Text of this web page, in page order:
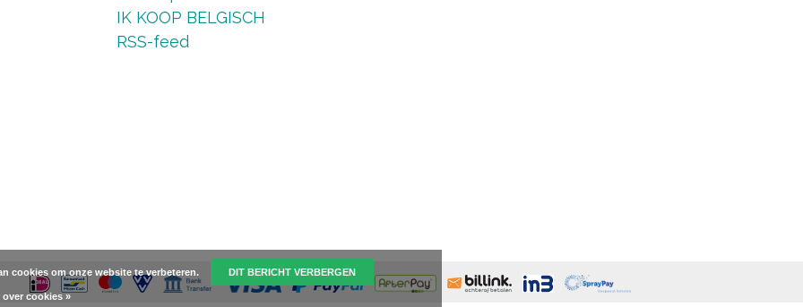
IK KOOP BELGISCH
RSS-feed
cookies om onze website te verbeteren. DIT BERICHT VERBERGEN
over cookies »